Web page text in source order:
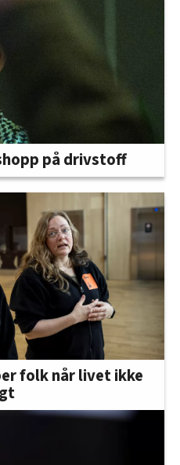
på drivstoff
folk når livet ikke